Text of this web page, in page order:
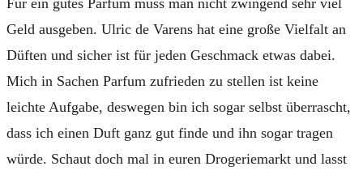
Geld ausgeben. Ulric de Varens hat eine große Vielfalt an
Düften und sicher ist für jeden Geschmack etwas dabei.
Mich in Sachen Parfum zufrieden zu stellen ist keine
leichte Aufgabe, deswegen bin ich sogar selbst überrascht,
dass ich einen Duft ganz gut finde und ihn sogar tragen
würde. Schaut doch mal in euren Drogeriemarkt und lasst